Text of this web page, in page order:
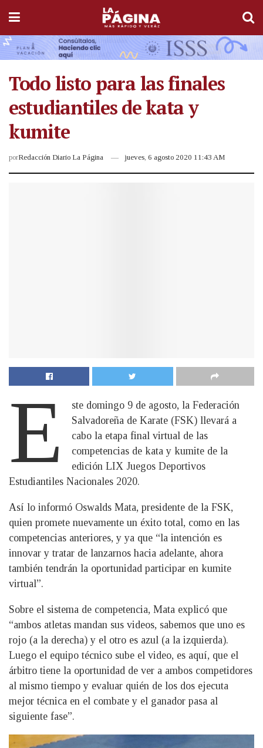
Todo listo para las finales
estudiantiles de kata y
kumite
porRedacción Diario La Página jueves, 6 agosto 2020 11:43 AM
E
ste domingo 9 de agosto, la Federación
Salvadoreña de Karate (FSK) llevará a
cabo la etapa final virtual de las
competencias de kata y kumite de la
edición LIX Juegos Deportivos
Estudiantiles Nacionales 2020.
Así lo informó Oswalds Mata, presidente de la FSK,
quien promete nuevamente un éxito total, como en las
competencias anteriores, y ya que “la intención es
innovar y tratar de lanzarnos hacia adelante, ahora
también tendrán la oportunidad participar en kumite
virtual”.
Sobre el sistema de competencia, Mata explicó que
“ambos atletas mandan sus videos, sabemos que uno es
rojo (a la derecha) y el otro es azul (a la izquierda).
Luego el equipo técnico sube el video, es aquí, que el
árbitro tiene la oportunidad de ver a ambos competidores
al mismo tiempo y evaluar quién de los dos ejecuta
mejor técnica en el combate y el ganador pasa al
siguiente fase”.